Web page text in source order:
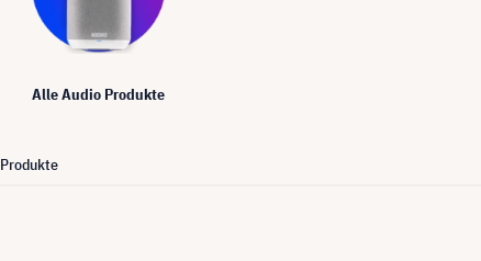
Alle Audio Produkte
Produkte